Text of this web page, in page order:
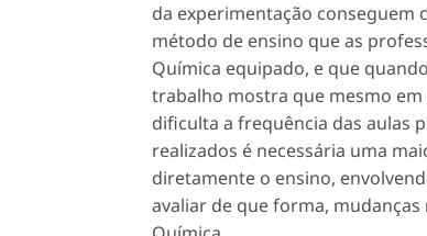
da experimentação conseguem
método de ensino que as
Química equipado, e que
trabalho mostra que mesmo
dificulta a frequência das aulas
realizados é necessária uma
diretamente o ensino,
avaliar de que forma,